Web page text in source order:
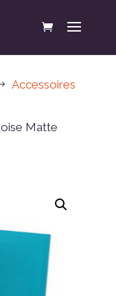
Accessoires
Matte